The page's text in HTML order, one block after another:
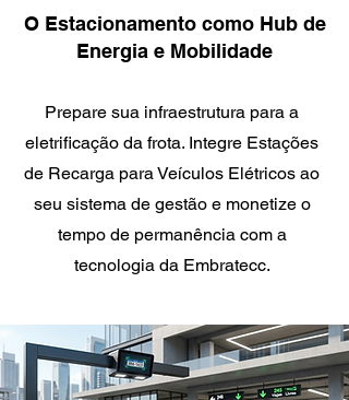
O Estacionamento como Hub de
Energia e Mobilidade
Prepare sua infraestrutura para a
eletrificação da frota. Integre Estações
de Recarga para Veículos Elétricos ao
seu sistema de gestão e monetize o
tempo de permanência com a
tecnologia da Embratecc.